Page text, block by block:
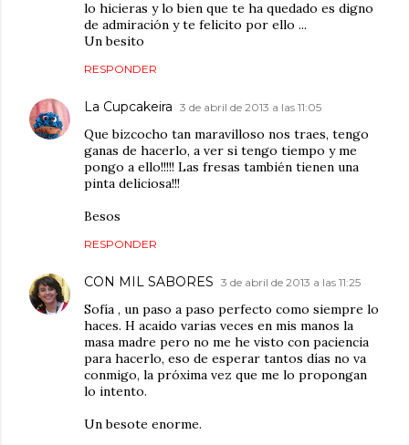
lo hicieras y lo bien que te ha quedado es digno
de admiración y te felicito por ello ...
Un besito
RESPONDER
La Cupcakeira 3 de abril de 2013 a las 11:05
Que bizcocho tan maravilloso nos traes, tengo
ganas de hacerlo, a ver si tengo tiempo y me
pongo a ello!!!!! Las fresas también tienen una
pinta deliciosa!!!
Besos
RESPONDER
CON MIL SABORES 3 de abril de 2013 a las 11:25
Sofía , un paso a paso perfecto como siempre lo
haces. H acaido varias veces en mis manos la
masa madre pero no me he visto con paciencia
para hacerlo, eso de esperar tantos días no va
conmigo, la próxima vez que me lo propongan
lo intento.
Un besote enorme.